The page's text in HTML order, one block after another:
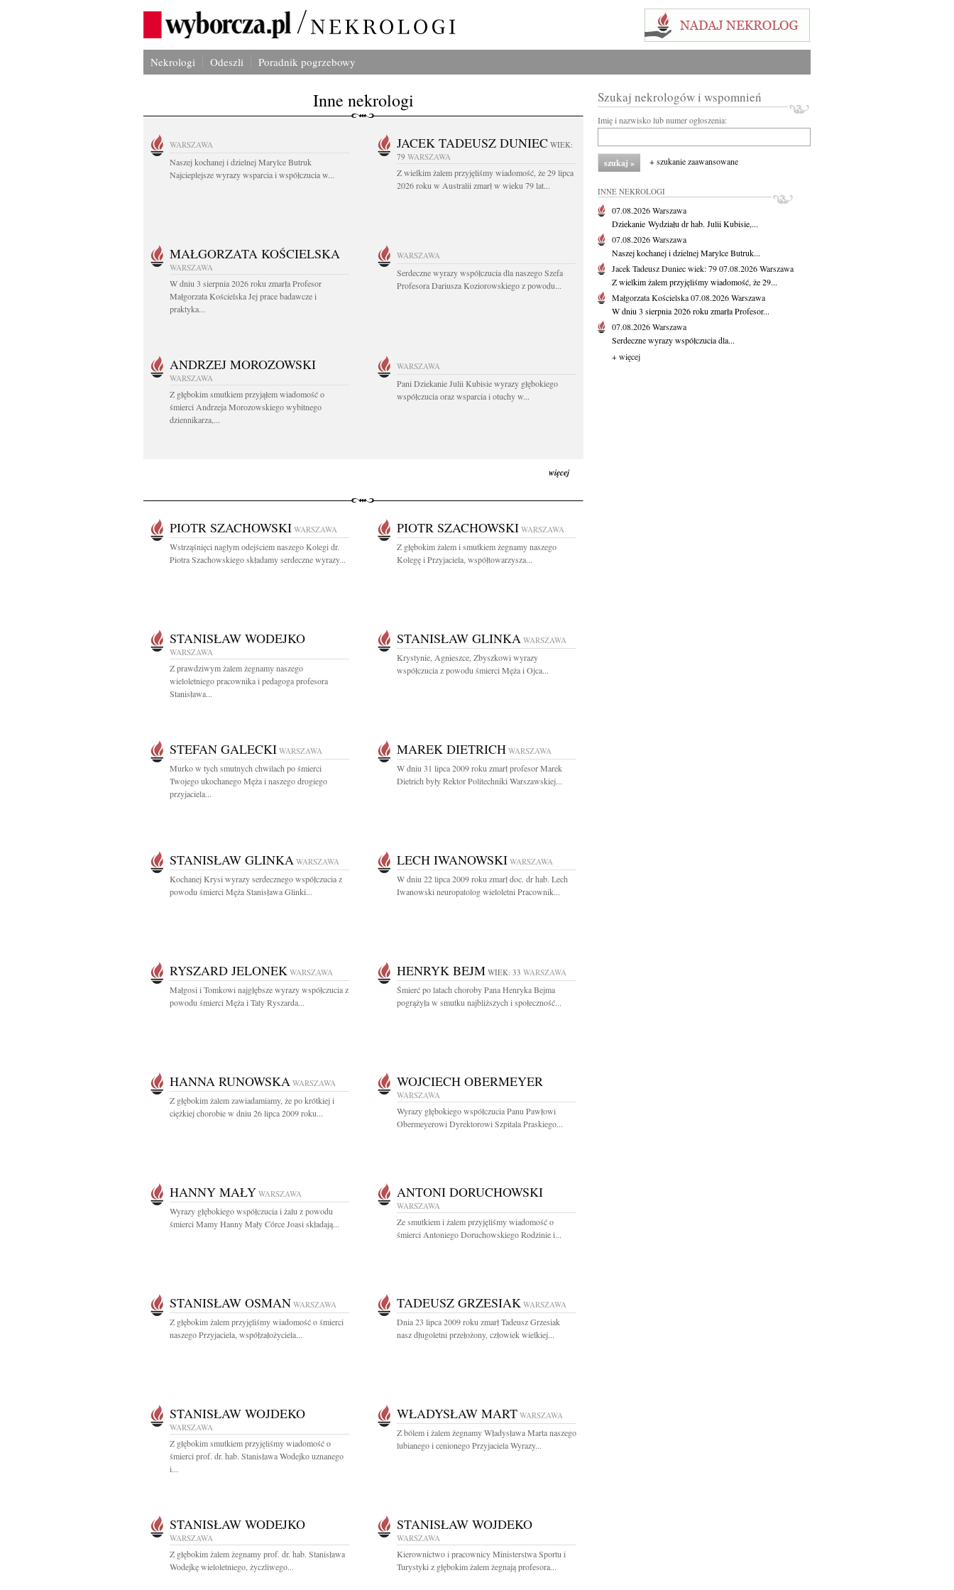
Nekrologi Odeszli Poradnik pogrzebowy
Inne nekrologi
WARSZAWA
Naszej kochanej i dzielnej Marylce Butruk
Najcieplejsze wyrazy wsparcia i współczucia w...
JACEK TADEUSZ DUNIEC WIEK:
79 WARSZAWA
Z wielkim żalem przyjęliśmy wiadomość, że 29 lipca
2026 roku w Australii zmarł w wieku 79 lat...
MAŁGORZATA KOŚCIELSKA
WARSZAWA
W dniu 3 sierpnia 2026 roku zmarła Profesor
Małgorzata Kościelska Jej prace badawcze i
praktyka...
WARSZAWA
Serdeczne wyrazy współczucia dla naszego Szefa
Profesora Dariusza Koziorowskiego z powodu...
ANDRZEJ MOROZOWSKI
WARSZAWA
Z głębokim smutkiem przyjąłem wiadomość o
śmierci Andrzeja Morozowskiego wybitnego
dziennikarza,...
WARSZAWA
Pani Dziekanie Julii Kubisie wyrazy głębokiego
współczucia oraz wsparcia i otuchy w...
więcej
PIOTR SZACHOWSKI WARSZAWA
Wstrząśnięci nagłym odejściem naszego Kolegi dr.
Piotra Szachowskiego składamy serdeczne wyrazy...
PIOTR SZACHOWSKI WARSZAWA
Z głębokim żalem i smutkiem żegnamy naszego
Kolegę i Przyjaciela, współtowarzysza...
STANISŁAW WODEJKO
WARSZAWA
Z prawdziwym żalem żegnamy naszego
wieloletniego pracownika i pedagoga profesora
Stanisława...
STANISŁAW GLINKA WARSZAWA
Krystynie, Agnieszce, Zbyszkowi wyrazy
współczucia z powodu śmierci Męża i Ojca...
STEFAN GALECKI WARSZAWA
Murko w tych smutnych chwilach po śmierci
Twojego ukochanego Męża i naszego drogiego
przyjaciela...
MAREK DIETRICH WARSZAWA
W dniu 31 lipca 2009 roku zmarł profesor Marek
Dietrich były Rektor Politechniki Warszawskiej...
STANISŁAW GLINKA WARSZAWA
Kochanej Krysi wyrazy serdecznego współczucia z
powodu śmierci Męża Stanisława Glinki...
LECH IWANOWSKI WARSZAWA
W dniu 22 lipca 2009 roku zmarł doc. dr hab. Lech
Iwanowski neuropatolog wieloletni Pracownik...
RYSZARD JELONEK WARSZAWA
Małgosi i Tomkowi najgłębsze wyrazy współczucia z
powodu śmierci Męża i Taty Ryszarda...
HENRYK BEJM WIEK: 33 WARSZAWA
Śmierć po latach choroby Pana Henryka Bejma
pogrążyła w smutku najbliższych i społeczność...
HANNA RUNOWSKA WARSZAWA
Z głębokim żalem zawiadamiamy, że po krótkiej i
ciężkiej chorobie w dniu 26 lipca 2009 roku...
WOJCIECH OBERMEYER
WARSZAWA
Wyrazy głębokiego współczucia Panu Pawłowi
Obermeyerowi Dyrektorowi Szpitala Praskiego...
HANNY MAŁY WARSZAWA
Wyrazy głębokiego współczucia i żalu z powodu
śmierci Mamy Hanny Mały Córce Joasi składają...
ANTONI DORUCHOWSKI
WARSZAWA
Ze smutkiem i żalem przyjęliśmy wiadomość o
śmierci Antoniego Doruchowskiego Rodzinie i...
STANISŁAW OSMAN WARSZAWA
Z głębokim żalem przyjęliśmy wiadomość o śmierci
naszego Przyjaciela, współzałożyciela...
TADEUSZ GRZESIAK WARSZAWA
Dnia 23 lipca 2009 roku zmarł Tadeusz Grzesiak
nasz długoletni przełożony, człowiek wielkiej...
STANISŁAW WOJDEKO
WARSZAWA
Z głębokim smutkiem przyjęliśmy wiadomość o
śmierci prof. dr. hab. Stanisława Wodejko uznanego
i...
WŁADYSŁAW MART WARSZAWA
Z bólem i żalem żegnamy Władysława Marta naszego
lubianego i cenionego Przyjaciela Wyrazy...
STANISŁAW WODEJKO
WARSZAWA
Z głębokim żalem żegnamy prof. dr. hab. Stanisława
Wodejkę wieloletniego, życzliwego...
STANISŁAW WOJDEKO
WARSZAWA
Kierownictwo i pracownicy Ministerstwa Sportu i
Turystyki z głębokim żalem żegnają profesora...
Szukaj nekrologów i wspomnień
Imię i nazwisko lub numer ogłoszenia:
+ szukanie zaawansowane
INNE NEKROLOGI
07.08.2026Warszawa
Dziekanie Wydziału dr hab. Julii Kubisie,...
07.08.2026Warszawa
Naszej kochanej i dzielnej Marylce Butruk...
Jacek Tadeusz Duniecwiek: 7907.08.2026Warszawa
Z wielkim żalem przyjęliśmy wiadomość, że 29...
Małgorzata Kościelska07.08.2026Warszawa
W dniu 3 sierpnia 2026 roku zmarła Profesor...
07.08.2026Warszawa
Serdeczne wyrazy współczucia dla...
+ więcej